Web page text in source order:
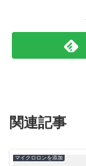
関連記事
マイクロロンを添加